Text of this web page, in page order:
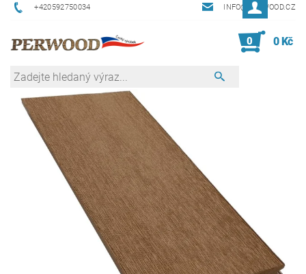
+420592750034 INFO@PERWOOD.CZ
0 0 Kč